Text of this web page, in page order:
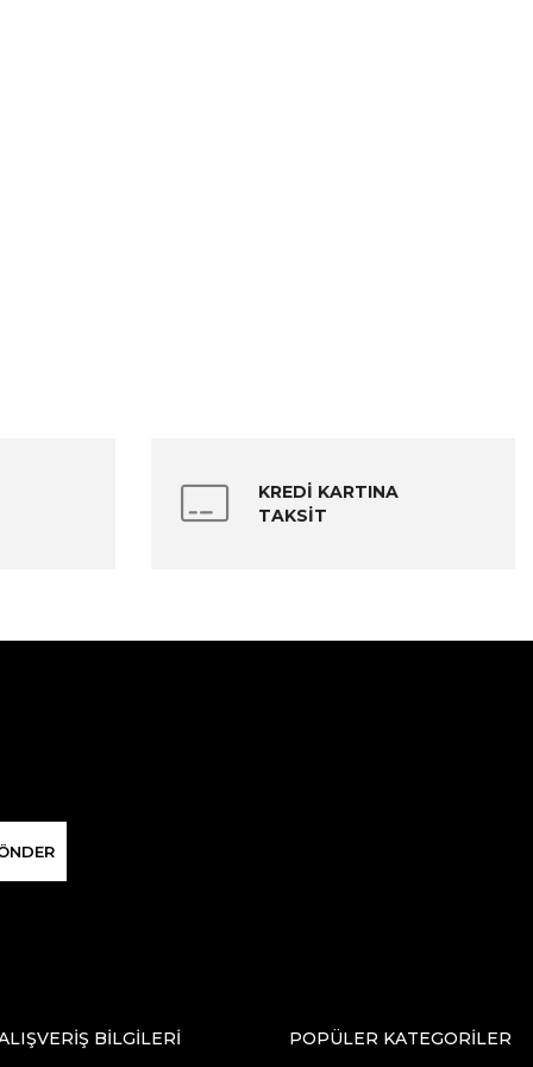
KREDİ KARTINA
TAKSİT
BİLGİLERİ POPÜLER KATEGORİLER